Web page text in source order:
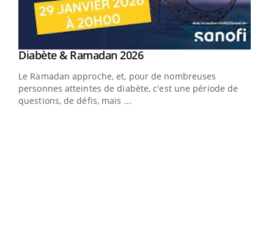
Youtube
Diabète & Ramadan 2026Youtube
Le Ramadan approche, et, pour de nombreuses
personnes atteintes de diabète, c'est une période de
questions, de défis, mais ...